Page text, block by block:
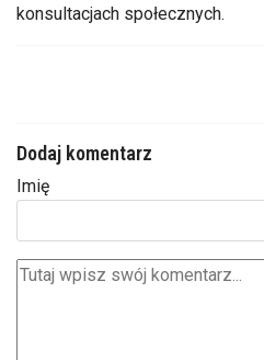
konsultacjach społecznych.
Dodaj komentarz
Imię